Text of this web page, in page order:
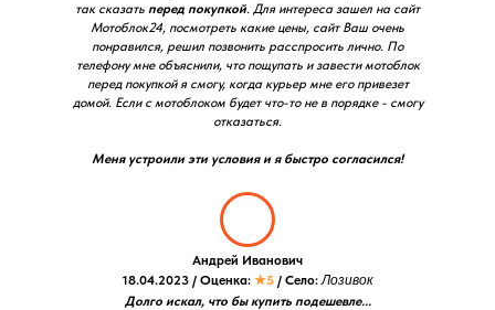
так сказать перед покупкой. Для интереса зашел на сайт
Мотоблок24, посмотреть какие цены, сайт Ваш очень
понравился, решил позвонить расспросить лично. По
телефону мне объяснили, что пощупать и завести мотоблок
перед покупкой я смогу, когда курьер мне его привезет
домой. Если с мотоблоком будет что-то не в порядке - смогу
отказаться.
Меня устроили эти условия и я быстро согласился!
Долго искал, что бы купить подешевле...
Андрей Иванович
18.04.2023 / Оценка: ★5 / Село: Лозивок